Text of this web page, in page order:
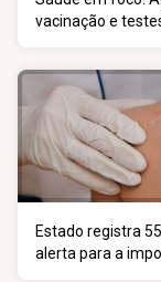
vacinação e
Estado registra
alerta para a